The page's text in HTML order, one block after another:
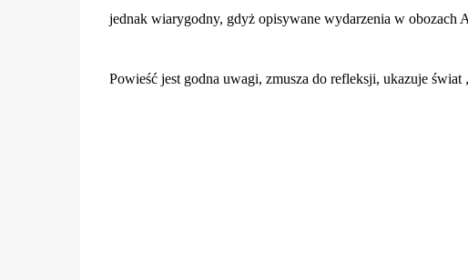
jednak wiarygodny, gdyż opisywane wydarzenia w obozach
Powieść jest godna uwagi, zmusza do refleksji, ukazuje